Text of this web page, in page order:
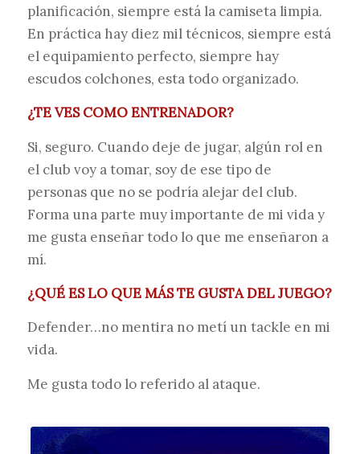
planificación, siempre está la camiseta limpia.
En práctica hay diez mil técnicos, siempre está
el equipamiento perfecto, siempre hay
escudos colchones, esta todo organizado.
¿TE VES COMO ENTRENADOR?
Si, seguro. Cuando deje de jugar, algún rol en
el club voy a tomar, soy de ese tipo de
personas que no se podría alejar del club.
Forma una parte muy importante de mi vida y
me gusta enseñar todo lo que me enseñaron a
mí.
¿QUÉ ES LO QUE MÁS TE GUSTA DEL JUEGO?
Defender…no mentira no metí un tackle en mi
vida.
Me gusta todo lo referido al ataque.